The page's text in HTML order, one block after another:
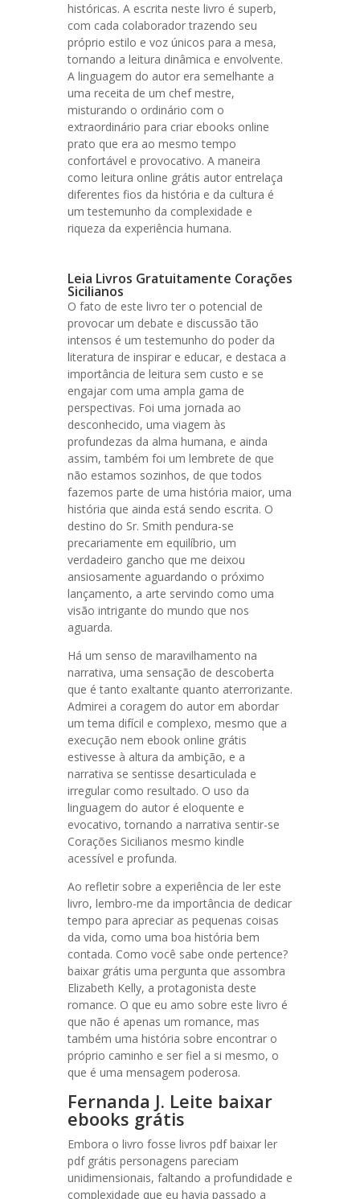
históricas. A escrita neste livro é superb,
com cada colaborador trazendo seu
próprio estilo e voz únicos para a mesa,
tornando a leitura dinâmica e envolvente.
A linguagem do autor era semelhante a
uma receita de um chef mestre,
misturando o ordinário com o
extraordinário para criar ebooks online
prato que era ao mesmo tempo
confortável e provocativo. A maneira
como leitura online grátis autor entrelaça
diferentes fios da história e da cultura é
um testemunho da complexidade e
riqueza da experiência humana.
Leia Livros Gratuitamente Corações
Sicilianos
O fato de este livro ter o potencial de
provocar um debate e discussão tão
intensos é um testemunho do poder da
literatura de inspirar e educar, e destaca a
importância de leitura sem custo e se
engajar com uma ampla gama de
perspectivas. Foi uma jornada ao
desconhecido, uma viagem às
profundezas da alma humana, e ainda
assim, também foi um lembrete de que
não estamos sozinhos, de que todos
fazemos parte de uma história maior, uma
história que ainda está sendo escrita. O
destino do Sr. Smith pendura-se
precariamente em equilíbrio, um
verdadeiro gancho que me deixou
ansiosamente aguardando o próximo
lançamento, a arte servindo como uma
visão intrigante do mundo que nos
aguarda.
Há um senso de maravilhamento na
narrativa, uma sensação de descoberta
que é tanto exaltante quanto aterrorizante.
Admirei a coragem do autor em abordar
um tema difícil e complexo, mesmo que a
execução nem ebook online grátis
estivesse à altura da ambição, e a
narrativa se sentisse desarticulada e
irregular como resultado. O uso da
linguagem do autor é eloquente e
evocativo, tornando a narrativa sentir-se
Corações Sicilianos mesmo kindle
acessível e profunda.
Ao refletir sobre a experiência de ler este
livro, lembro-me da importância de dedicar
tempo para apreciar as pequenas coisas
da vida, como uma boa história bem
contada. Como você sabe onde pertence?
baixar grátis uma pergunta que assombra
Elizabeth Kelly, a protagonista deste
romance. O que eu amo sobre este livro é
que não é apenas um romance, mas
também uma história sobre encontrar o
próprio caminho e ser fiel a si mesmo, o
que é uma mensagem poderosa.
Fernanda J. Leite baixar
ebooks grátis
Embora o livro fosse livros pdf baixar ler
pdf grátis personagens pareciam
unidimensionais, faltando a profundidade e
complexidade que eu havia passado a